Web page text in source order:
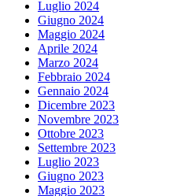
Luglio 2024
Giugno 2024
Maggio 2024
Aprile 2024
Marzo 2024
Febbraio 2024
Gennaio 2024
Dicembre 2023
Novembre 2023
Ottobre 2023
Settembre 2023
Luglio 2023
Giugno 2023
Maggio 2023